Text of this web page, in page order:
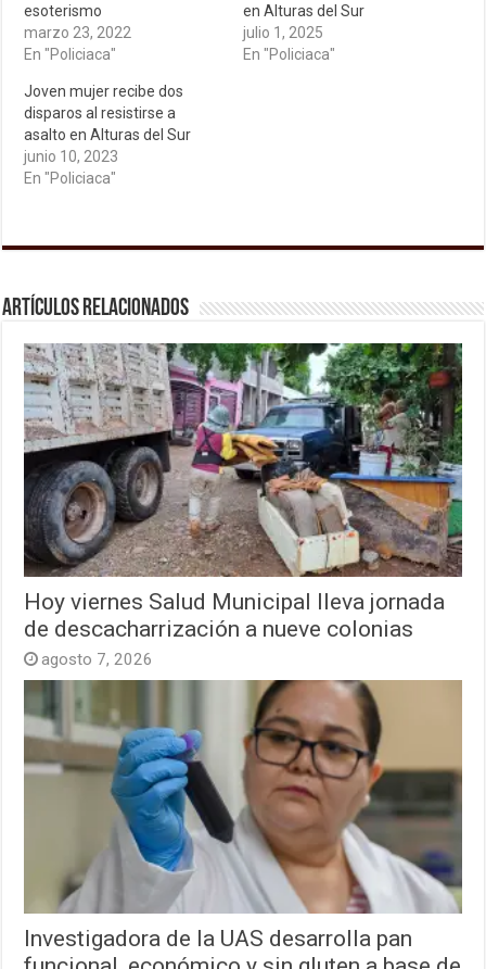
esoterismo
marzo 23, 2022
En "Policiaca"
en Alturas del Sur
julio 1, 2025
En "Policiaca"
Joven mujer recibe dos
disparos al resistirse a
asalto en Alturas del Sur
junio 10, 2023
En "Policiaca"
Artículos relacionados
Hoy viernes Salud Municipal lleva jornada
de descacharrización a nueve colonias
agosto 7, 2026
Investigadora de la UAS desarrolla pan